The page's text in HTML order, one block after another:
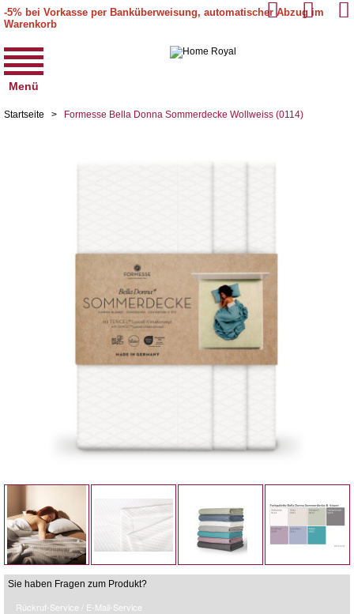
-5% bei Vorkasse per Banküberweisung, automatischer Abzug im
Warenkorb
Menü
Startseite > Formesse Bella Donna Sommerdecke Wollweiss (0114)
Sie haben Fragen zum Produkt?
Rückruf-Service / E-Mail-Service